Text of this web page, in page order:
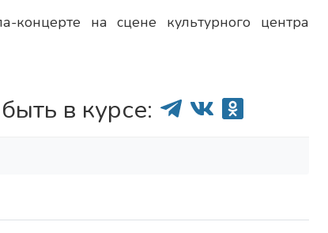
на сцене культурного центра
в курсе: